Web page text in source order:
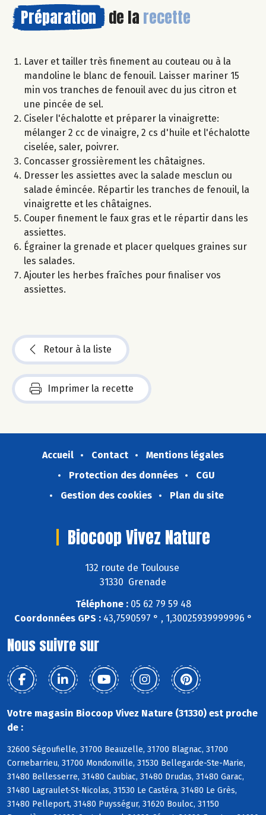
Préparation de la recette
Laver et tailler très finement au couteau ou à la
mandoline le blanc de fenouil. Laisser mariner 15
min vos tranches de fenouil avec du jus citron et
une pincée de sel.
Ciseler l'échalotte et préparer la vinaigrette:
mélanger 2 cc de vinaigre, 2 cs d'huile et l'échalotte
ciselée, saler, poivrer.
Concasser grossièrement les châtaignes.
Dresser les assiettes avec la salade mesclun ou
salade émincée. Répartir les tranches de fenouil, la
vinaigrette et les châtaignes.
Couper finement le faux gras et le répartir dans les
assiettes.
Égrainer la grenade et placer quelques graines sur
les salades.
Ajouter les herbes fraîches pour finaliser vos
assiettes.
Retour à la liste
Imprimer la recette
Accueil Contact
Mentions légales
Protection des données
CGU
Gestion des cookies
Plan du site
Biocoop Vivez Nature
132 route de Toulouse
31330 Grenade
Téléphone :05 62 79 59 48
Coordonnées GPS :43,7590597 ° , 1,30025939999996 °
Nous suivre sur
Votre magasin Biocoop Vivez Nature (31330) est proche
de :
32600 Ségoufielle, 31700 Beauzelle, 31700 Blagnac, 31700
Cornebarrieu, 31700 Mondonville, 31530 Bellegarde-Ste-Marie,
31480 Bellesserre, 31480 Caubiac, 31480 Drudas, 31480 Garac,
31480 Lagraulet-St-Nicolas, 31530 Le Castéra, 31480 Le Grès,
31480 Pelleport, 31480 Puysségur, 31620 Bouloc, 31150